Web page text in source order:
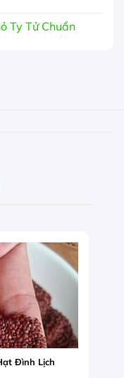
Ty Tử Chuẩn
Đình Lịch